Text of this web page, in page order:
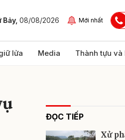
Bảy, 08/08/2026 Mới nhất
lửa Media Thành tựu và
ĐỌC TIẾP
Xử